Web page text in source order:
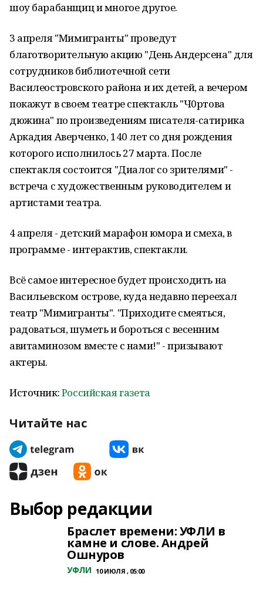
шоу барабанщиц и многое другое.
3 апреля "Мимигранты" проведут
благотворительную акцию "День Андерсена" для
сотрудников библиотечной сети
Василеостровского района и их детей, а вечером
покажут в своем театре спектакль "Ч0ртова
дюжина" по произведениям писателя-сатирика
Аркадия Аверченко, 140 лет со дня рождения
которого исполнилось 27 марта. После
спектакля состоится "Диалог со зрителями" -
встреча с художественным руководителем и
артистами театра.
4 апреля - детский марафон юмора и смеха, в
программе - интерактив, спектакли.
Всё самое интересное будет происходить на
Васильевском острове, куда недавно переехал
театр "Мимигранты". "Приходите смеяться,
радоваться, шуметь и бороться с весенним
авитаминозом вместе с нами!" - призывают
актеры.
Источник:Российская газета
Читайте нас
Выбор редакции
Браслет времени: УФЛИ в
камне и слове. Андрей
Ошнуров
УФЛИ 10 ИЮЛЯ , 05:00